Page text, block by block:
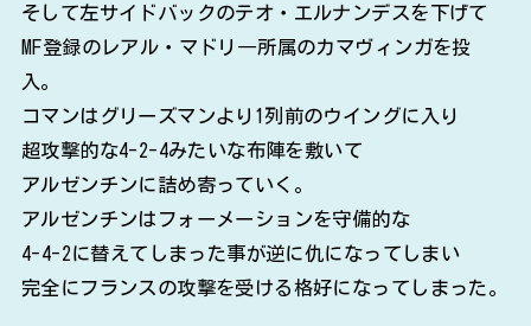
そして左サイドバックのテオ・エルナンデスを下げて
MF登録のレアル・マドリ―所属のカマヴィンガを投
入。
コマンはグリーズマンより1列前のウイングに入り
超攻撃的な4-2-4みたいな布陣を敷いて
アルゼンチンに詰め寄っていく。
アルゼンチンはフォーメーションを守備的な
4-4-2に替えてしまった事が逆に仇になってしまい
完全にフランスの攻撃を受ける格好になってしまった。